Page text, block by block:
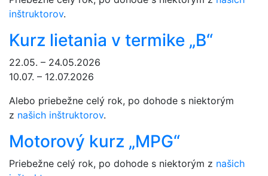
inštruktorov.
Kurz lietania v termike „B“
22.05. – 24.05.2026
10.07. – 12.07.2026
Alebo priebežne celý rok, po dohode s niektorým
z našich inštruktorov.
Motorový kurz „MPG“
Priebežne celý rok, po dohode s niektorým z našich